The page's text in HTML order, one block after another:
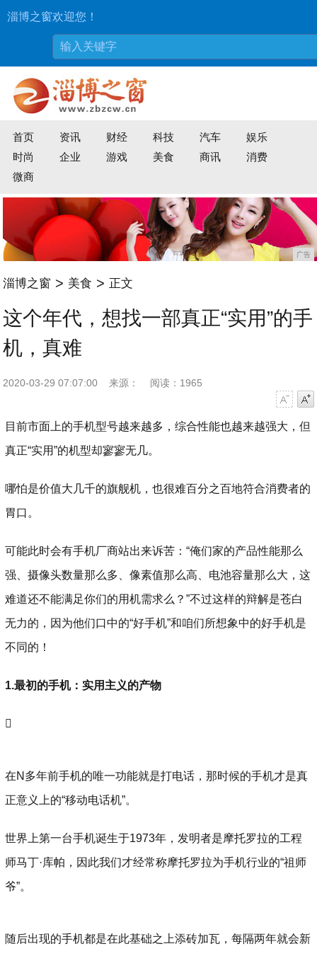
淄博之窗欢迎您！
首页 资讯 财经 科技 汽车
娱乐
时尚
企业 游戏 美食 商讯
消费
微商
广告
淄博之窗 > 美食 > 正文
这个年代，想找一部真正“实用”的手
机，真难
2020-03-29 07:07:00 来源：
阅读：1965
目前市面上的手机型号越来越多，综合性能也越来越强大，但
真正“实用”的机型却寥寥无几。
哪怕是价值大几千的旗舰机，也很难百分之百地符合消费者的
胃口。
可能此时会有手机厂商站出来诉苦：“俺们家的产品性能那么
强、摄像头数量那么多、像素值那么高、电池容量那么大，这
难道还不能满足你们的用机需求么？”不过这样的辩解是苍白
无力的，因为他们口中的“好手机”和咱们所想象中的好手机是
不同的！
1.最初的手机：实用主义的产物

在N多年前手机的唯一功能就是打电话，那时候的手机才是真
正意义上的“移动电话机”。
世界上第一台手机诞生于1973年，发明者是摩托罗拉的工程
师马丁·库帕，因此我们才经常称摩托罗拉为手机行业的“祖师
爷”。
随后出现的手机都是在此基础之上添砖加瓦，每隔两年就会新